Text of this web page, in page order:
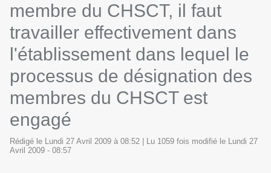
membre du CHSCT, il faut
travailler effectivement dans
l'établissement dans lequel le
processus de désignation des
membres du CHSCT est
engagé
Rédigé le Lundi 27 Avril 2009 à 08:52 | Lu 1059 fois modifié le Lundi 27
Avril 2009 - 08:57